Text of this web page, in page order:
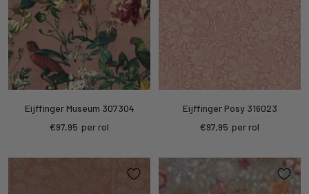
Eijffinger Museum 307304
Sale
€97,95 per rol
Eijffinger Posy 316023
Sale
€97,95 per rol